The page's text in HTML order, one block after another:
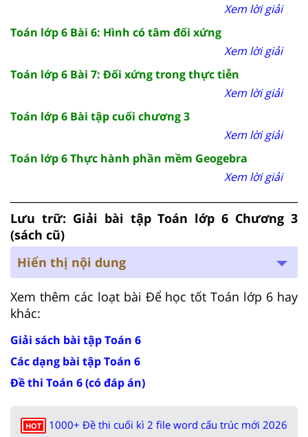
Xem lời giải
Toán lớp 6 Bài 6: Hình có tâm đối xứng
Xem lời giải
Toán lớp 6 Bài 7: Đối xứng trong thực tiễn
Xem lời giải
Toán lớp 6 Bài tập cuối chương 3
Xem lời giải
Toán lớp 6 Thực hành phần mềm Geogebra
Xem lời giải
Lưu trữ: Giải bài tập Toán lớp 6 Chương 3
(sách cũ)
Hiển thị nội dung
Xem thêm các loạt bài Để học tốt Toán lớp 6 hay
khác:
Giải sách bài tập Toán 6
Các dạng bài tập Toán 6
Đề thi Toán 6 (có đáp án)
HOT
1000+ Đề thi cuối kì 2 file word cấu trúc mới 2026